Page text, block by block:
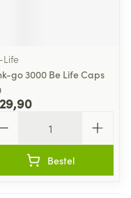
Life
go 3000 Be Life Caps
Bestel